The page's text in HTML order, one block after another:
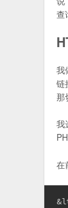
查
我
链
那
我
在